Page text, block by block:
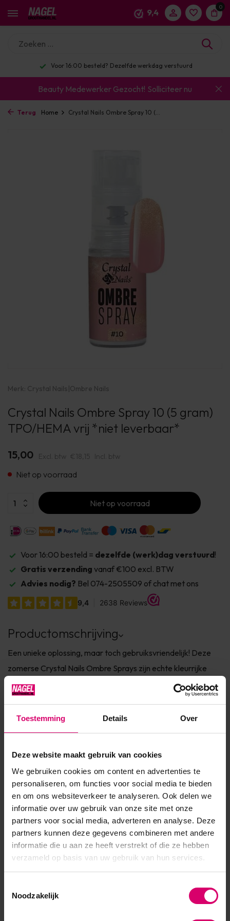
Toestemming Details Over
Deze website maakt gebruik van cookies
We gebruiken cookies om content en advertenties te
personaliseren, om functies voor social media te bieden
en om ons websiteverkeer te analyseren. Ook delen we
informatie over uw gebruik van onze site met onze
partners voor social media, adverteren en analyse. Deze
partners kunnen deze gegevens combineren met andere
informatie die u aan ze heeft verstrekt of die ze hebben
verzameld op basis van uw gebruik van hun services.
Noodzakelijk
9,4
0
Voor 16:00 besteld? Dezelfde werkdag verstuurd
Beauty Medewerker Gezocht! Solliciteer nu
Terug Home Crystal Nails Ombre Spray 10 (...
Merk: Crystal Nails|Ombre Nails
Crystal Nails Ombre Spray 10 (5 gram)
TPO/HEMA vrij *niet leverbaar*
15,00 Excl. btw €18,15 Incl. btw
Niet op voorraad
Niet op voorraad
Voor 16:00 besteld = dezelfde (werk)dag verstuurd!
Gratis verzending vanaf €100 excl. BTW
Advies nodig? Bel 074-2505509 of chat met ons
Productomschrijving
Een unieke oplossing, maar toch gebruiksvriendelijk! Deze
zomerse Crystal Nails Ombre Sprays zijn echte kleurrijke
neonbommen, die het best tot hun recht komen als deze
worden aangebracht op een witte of melkwitte basis. Ombre
Sprays zijn het onmisbare accessoire van het zomerseizoen,
die nu ook verkrijgbaar zijn in levendig roze, wild neongeel, ...
Toon meer